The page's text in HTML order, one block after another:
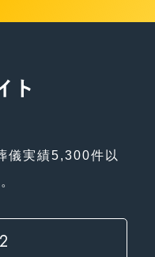
儀実績5,300件以